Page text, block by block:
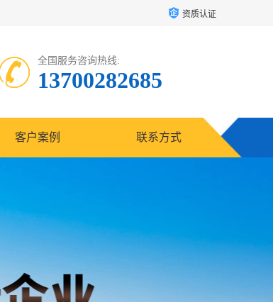
资质认证
全国服务咨询热线:
13700282685
客户案例 联系方式